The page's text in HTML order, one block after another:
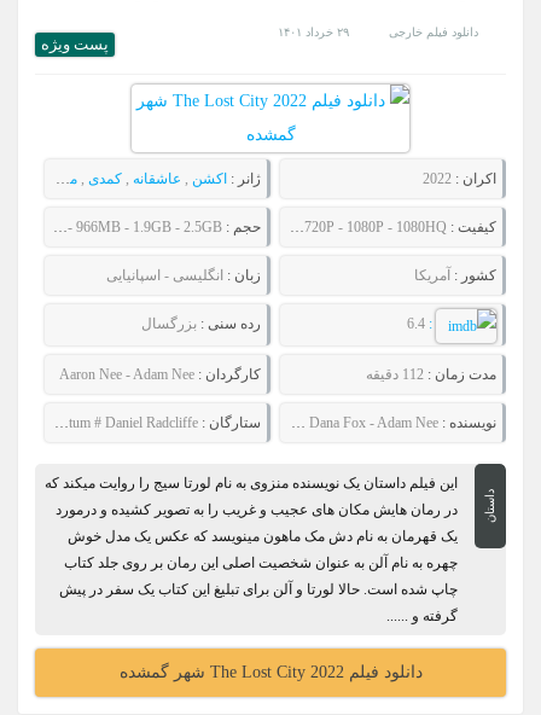
دانلود فیلم خارجی ۲۹ خرداد ۱۴۰۱
پست ويژه
اکران :2022 ژانر : اکشن , عاشقانه , کمدی , ماجراجویی
کیفیت : 480P - 720P - 1080P - 1080HQ حجم : 685MB - 966MB - 1.9GB - 2.5GB
کشور : آمریکا زبان : انگلیسی - اسپانیایی
:
6.4 رده سنی : بزرگسال
مدت زمان : 112 دقیقه کارگردان : Aaron Nee - Adam Nee
نویسنده :Oren Uziel - Dana Fox - Adam Nee ستارگان : Sandra Bullock # Channing Tatum # Daniel Radcliffe
داستان
این فیلم داستان یک نویسنده منزوی به نام لورتا سیج را روایت میکند که
در رمان هایش مکان های عجیب و غریب را به تصویر کشیده و درمورد
یک قهرمان به نام دش مک ماهون مینویسد که عکس یک مدل خوش
چهره به نام آلن به عنوان شخصیت اصلی این رمان بر روی جلد کتاب
چاپ شده است. حالا لورتا و آلن برای تبلیغ این کتاب یک سفر در پیش
گرفته و ......
دانلود فیلم The Lost City 2022 شهر گمشده